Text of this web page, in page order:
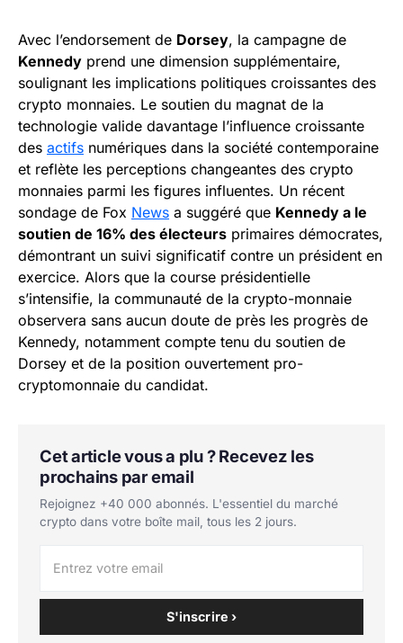
Avec l’endorsement de Dorsey, la campagne de
Kennedy prend une dimension supplémentaire,
soulignant les implications politiques croissantes des
crypto monnaies. Le soutien du magnat de la
technologie valide davantage l’influence croissante
des actifs numériques dans la société contemporaine
et reflète les perceptions changeantes des crypto
monnaies parmi les figures influentes. Un récent
sondage de Fox News a suggéré que Kennedy a le
soutien de 16% des électeurs primaires démocrates,
démontrant un suivi significatif contre un président en
exercice. Alors que la course présidentielle
s’intensifie, la communauté de la crypto-monnaie
observera sans aucun doute de près les progrès de
Kennedy, notamment compte tenu du soutien de
Dorsey et de la position ouvertement pro-
cryptomonnaie du candidat.
Cet article vous a plu ? Recevez les
prochains par email
Rejoignez +40 000 abonnés. L'essentiel du marché
crypto dans votre boîte mail, tous les 2 jours.
S'inscrire ›